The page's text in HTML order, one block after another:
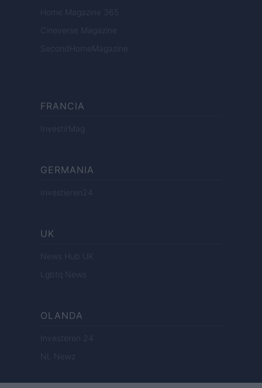
Home Magazine 365
Cineverse Magazine
SecondHomeMagazine
FRANCIA
InvestirMag
GERMANIA
Investieren24
UK
News Hub UK
Lgbtq News
OLANDA
Investeren 24
NL Newz